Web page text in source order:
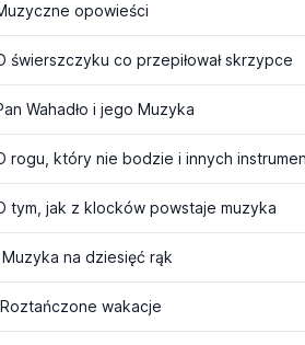
opowieści
świerszczyku co przepiłował skrzypce
Wahadło i jego Muzyka
rogu, który nie bodzie i innych
tym, jak z klocków powstaje muzyka
na dziesięć rąk
wakacje